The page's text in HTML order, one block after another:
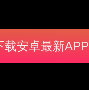
载安卓最新APP